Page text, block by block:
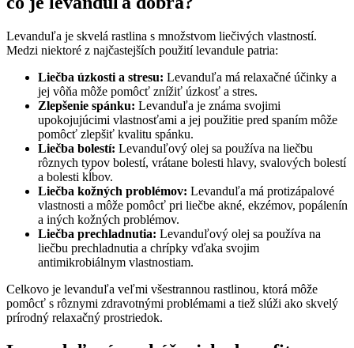
Levanduľa je skvelá rastlina s množstvom liečivých vlastností.
Medzi niektoré z najčastejších použití levandule patria:
Liečba úzkosti a stresu: Levanduľa má relaxačné účinky a
jej vôňa môže pomôcť znížiť úzkosť a stres.
Zlepšenie spánku: Levanduľa je známa svojimi
upokojujúcimi vlastnosťami a jej použitie pred spaním môže
pomôcť zlepšiť kvalitu spánku.
Liečba bolestí: Levanduľový olej sa používa na liečbu
rôznych typov bolestí, vrátane bolesti hlavy, svalových bolestí
a bolesti kĺbov.
Liečba kožných problémov: Levanduľa má protizápalové
vlastnosti a môže pomôcť pri liečbe akné, ekzémov, popálenín
a iných kožných problémov.
Liečba prechladnutia: Levanduľový olej sa používa na
liečbu prechladnutia a chrípky vďaka svojim
antimikrobiálnym vlastnostiam.
Celkovo je levanduľa veľmi všestrannou rastlinou, ktorá môže
pomôcť s rôznymi zdravotnými problémami a tiež slúži ako skvelý
prírodný relaxačný prostriedok.